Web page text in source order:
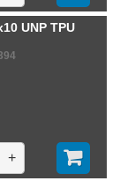
UNP TPU
+